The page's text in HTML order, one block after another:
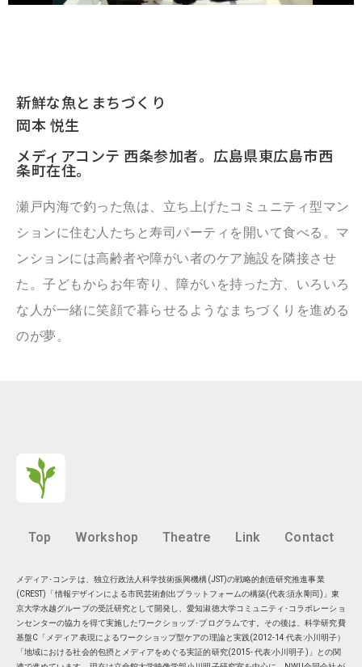
新鮮な魚とまちづくり
岡本 悦生
メディアコンテ 西条参加者。広島県東広島市西
条町在住。
瀬戸内海で釣った魚は、立ち上げたコミュニティ型マン
ションに住む人たちと寿司パーティを開いて食べる。マ
ンションには高齢者や障がい者のケア施設を隣接させ
た。子どもからお年寄り、障がいを持った方、いろいろ
な人が一緒に笑顔で暮らせるようなまちづくりを進める
のが夢。
Top Workshop Theatre Link Contact
メディア･コンテは、独立行政法人科学技術振興機構(JST)の戦略的創造研究推進事業
(CREST)「情報デザインによる市民芸術創出プラットフォームの構築(代表:須永剛司)」東
京大学水越グループの受託研究として開発し、愛知淑徳大学コミュニティ･コラボレーショ
ンセンターの協力を得て実施したワークショップ･プログラムです。その後は、科学研究費
基盤C「メディア表現によるワークショップ型ケアの理論と実践(2012-14 代表:小川明子）
「地域における社会的包摂とメディアをめぐる実証的研究(2015- 代表:小川明子)」との関